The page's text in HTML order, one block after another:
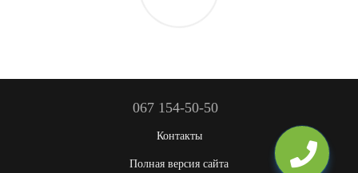
067 154-50-50
Контакты
Полная версия сайта